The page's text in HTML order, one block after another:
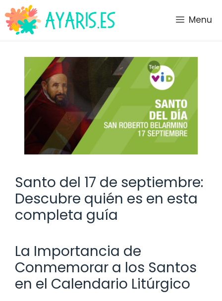
Saltar
al
contenido
Menu
Santo del 17 de septiembre:
Descubre quién es en esta
completa guía
La Importancia de
Conmemorar a los Santos
en el Calendario Litúrgico